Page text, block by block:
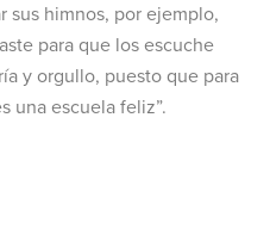
sus himnos, por ejemplo,
para que los escuche
y orgullo, puesto que para
una escuela feliz”.